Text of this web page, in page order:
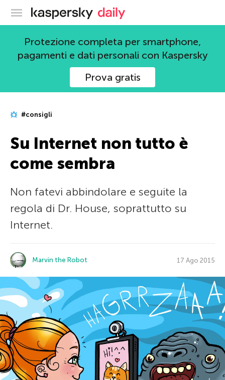
Blog ufficiale di Kaspersky
Protezione completa per smartphone,
pagamenti e dati personali con Kaspersky
Prova gratis
#consigli
Su Internet non tutto è
come sembra
Non fatevi abbindolare e seguite la
regola di Dr. House, soprattutto su
Internet.
Marvin the Robot 17 Ago 2015